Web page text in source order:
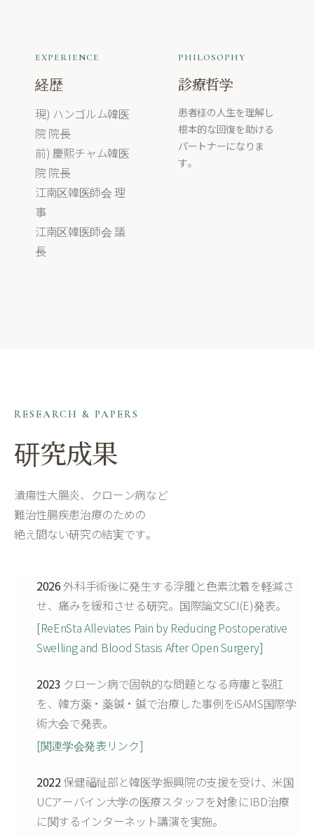
EXPERIENCE
経歴
現) ハンゴルム韓医
院 院長
前) 慶熙チャム韓医
院 院長
江南区韓医師会 理
事
江南区韓医師会 議
長
PHILOSOPHY
診療哲学
患者様の人生を理解し
根本的な回復を助ける
パートナーになりま
す。
RESEARCH & PAPERS
研究成果
潰瘍性大腸炎、クローン病など
難治性腸疾患治療のための
絶え間ない研究の結実です。
2026外科手術後に発生する浮腫と色素沈着を軽減さ
せ、痛みを緩和させる研究。国際論文SCI(E)発表。
[ReEnSta Alleviates Pain by Reducing Postoperative
Swelling and Blood Stasis After Open Surgery]
2023 クローン病で固執的な問題となる痔瘻と裂肛
を、韓方薬・薬鍼・鍼で治療した事例をiSAMS国際学
術大会で発表。
[関連学会発表リンク]
2022保健福祉部と韓医学振興院の支援を受け、米国
UCアーバイン大学の医療スタッフを対象にIBD治療
に関するインターネット講演を実施。